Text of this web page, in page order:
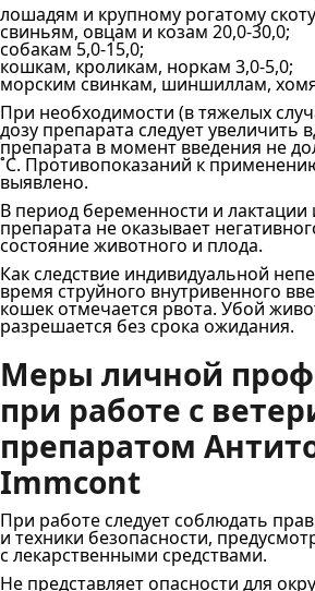
лошадям и крупному рогатому скоту
свиньям, овцам и козам 20,0‐30,0;
собакам 5,0‐15,0;
кошкам, кроликам, норкам 3,0‐5,0;
морским свинкам, шиншиллам,
При необходимости (в тяжелых
дозу препарата следует увеличить
препарата в момент введения не
˚С. Противопоказаний к
выявлено.
В период беременности и лактации
препарата не оказывает
состояние животного и плода.
Как следствие индивидуальной
время струйного внутривенного
кошек отмечается рвота. Убой
разрешается без срока ожидания.
Меры личной
при работе с
препаратом
Immcont
При работе следует соблюдать
и техники безопасности,
с лекарственными средствами.
Не представляет опасности для